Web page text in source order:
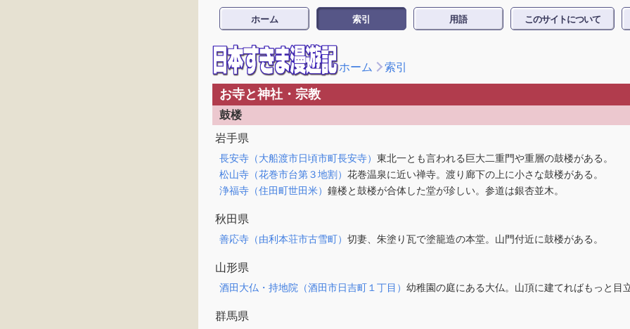
ホーム 索引 用語 このサイトについて
ホーム 索引
お寺と神社・宗教
鼓楼
岩手県
長安寺（大船渡市日頃市町長安寺） 東北一とも言われる巨大二重門や重層の鼓楼がある。
松山寺（花巻市台第３地割） 花巻温泉に近い禅寺。渡り廊下の上に小さな鼓楼がある。
浄福寺（住田町世田米） 鐘楼と鼓楼が合体した堂が珍しい。参道は銀杏並木。
秋田県
善応寺（由利本荘市古雪町） 切妻、朱塗り瓦で塗籠造の本堂。山門付近に鼓楼がある。
山形県
酒田大仏・持地院（酒田市日吉町１丁目） 幼稚園の庭にある大仏。山頂に建てればもっと目
群馬県